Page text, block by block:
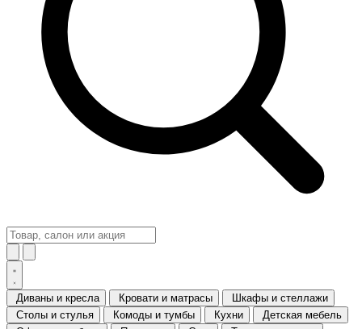
Диваны и кресла Кровати и матрасы
Шкафы и стеллажи
Столы и стулья
Комоды и тумбы Кухни
Детская мебель